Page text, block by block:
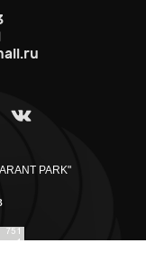
PARK"